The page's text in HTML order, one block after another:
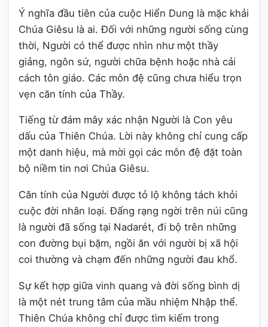
Ý nghĩa đầu tiên của cuộc Hiển Dung là mặc khải
Chúa Giêsu là ai. Đối với những người sống cùng
thời, Người có thể được nhìn như một thầy
giảng, ngôn sứ, người chữa bệnh hoặc nhà cải
cách tôn giáo. Các môn đệ cũng chưa hiểu trọn
vẹn căn tính của Thầy.
Tiếng từ đám mây xác nhận Người là Con yêu
dấu của Thiên Chúa. Lời này không chỉ cung cấp
một danh hiệu, mà mời gọi các môn đệ đặt toàn
bộ niềm tin nơi Chúa Giêsu.
Căn tính của Người được tỏ lộ không tách khỏi
cuộc đời nhân loại. Đấng rạng ngời trên núi cũng
là người đã sống tại Nadarét, đi bộ trên những
con đường bụi bặm, ngồi ăn với người bị xã hội
coi thường và chạm đến những người đau khổ.
Sự kết hợp giữa vinh quang và đời sống bình dị
là một nét trung tâm của mầu nhiệm Nhập thể.
Thiên Chúa không chỉ được tìm kiếm trong